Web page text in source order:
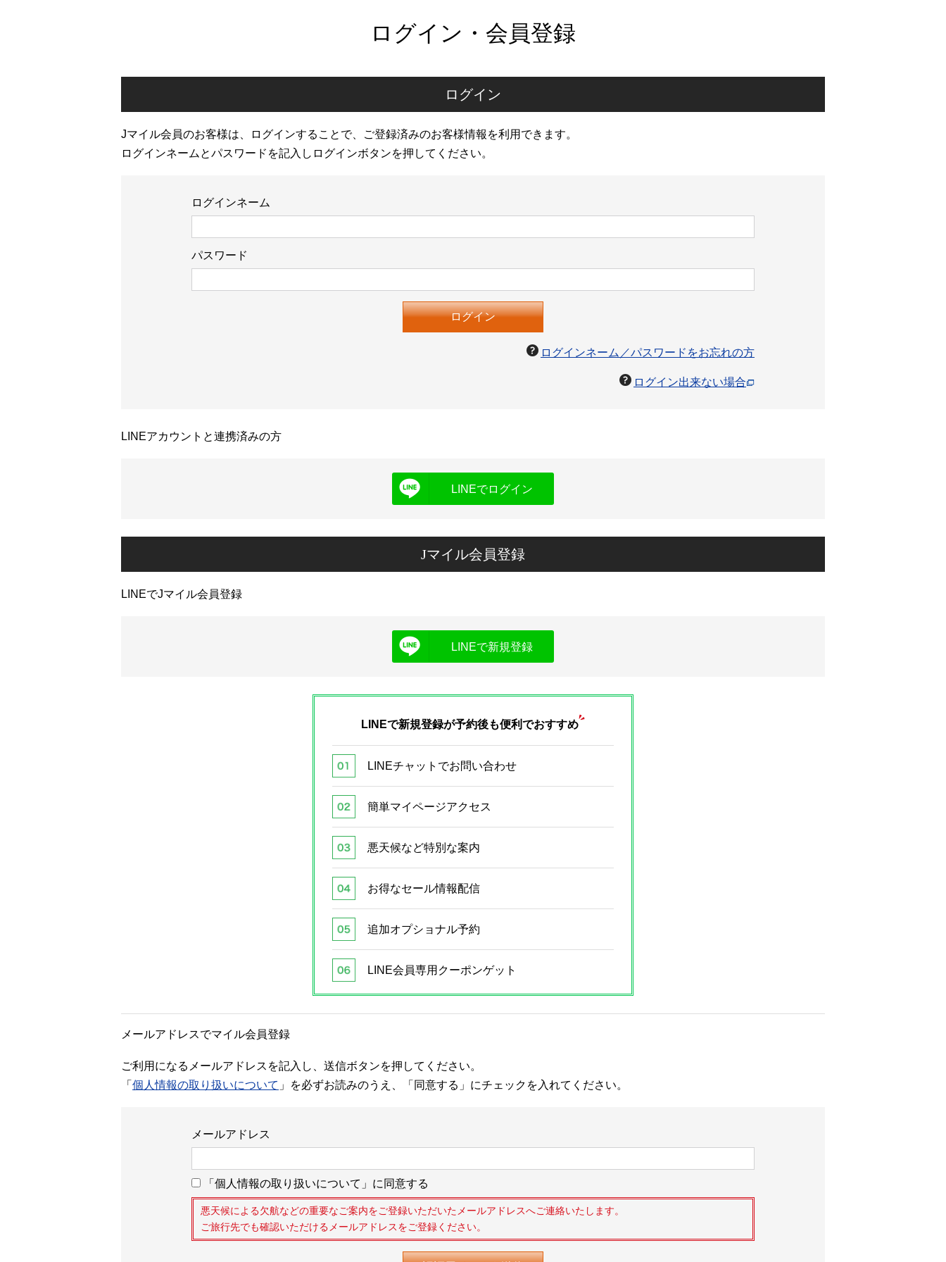
ログイン・会員登録
ログイン
Jマイル会員のお客様は、ログインすることで、ご登録済みのお客様情報を利用できます。
ログインネームとパスワードを記入しログインボタンを押してください。
ログインネーム
パスワード
ログインネーム／パスワードをお忘れの方
ログイン出来ない場合
LINEアカウントと連携済みの方
LINEでログイン
Jマイル会員登録
LINEでJマイル会員登録
LINEで新規登録
LINEで新規登録が予約後も便利でおすすめ
LINEチャットでお問い合わせ
簡単マイページアクセス
悪天候など特別な案内
お得なセール情報配信
追加オプショナル予約
LINE会員専用クーポンゲット
メールアドレスでマイル会員登録
ご利用になるメールアドレスを記入し、送信ボタンを押してください。
「 個人情報の取り扱いについて 」を必ずお読みのうえ、「同意する」にチェックを入れてください。
メールアドレス
「個人情報の取り扱いについて」に同意する
悪天候による欠航などの重要なご案内をご登録いただいたメールアドレスへご連絡いたします。
ご旅行先でも確認いただけるメールアドレスをご登録ください。